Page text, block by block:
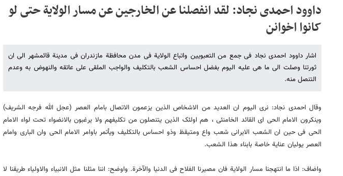
داوود احمدی نجاد: لقد انفصلنا عن الخارجین عن مسار الولایة حتى لو
کانوا اخوانن
اشار داوود احمدی نجاد فی جمع من التعبویین واتباع الولایة فی مدن محافظة مازندران فی مدینة قائمشهر الى ان
ثورتنا وصلت الى ما هی علیه الیوم بفضل احساس الشعب بالتکلیف والواجب الملقى على عاتقه والنهوض به وعدم
التنصل منه.
وقال احمدی نجاد: نرى الیوم ان العدید من الاشخاص الذین یزعمون الاتصال بامام العصر (عجل الله فرجه الشریف)
وینکرون الامام الحی ای القائد الخامنئی ، هم اولئک الذین یتنصلون من تکلیفهم ولا یرغبون بالانضواء تحت لواء الامام
الحی فی حین ان الشعب الایرانی شعب واع ومتیقظ وذو احساس بالتکلیف ویأتمر باوامر الامام الحی وان الباری وامام
العصر یولیان عنایة خاصة بابناء هذا الشعب.
واضاف: اذا ما انتهجنا مسار الولایة فان مصیرنا الفلاح فی الدنیا والآخرة. واوضح: اننا مثلنا مثل الانبیاء والاولیاء طریقنا لا